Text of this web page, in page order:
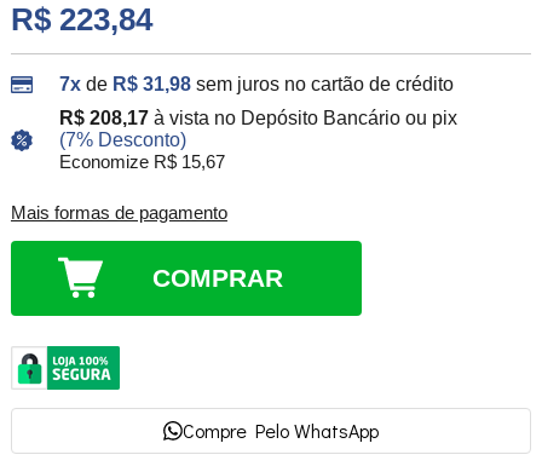
R$ 223,84
7xde R$ 31,98 sem juros no cartão de crédito
R$ 208,17 à vista no Depósito Bancário ou pix
(7% Desconto)
Economize R$ 15,67
Mais formas de pagamento
COMPRAR
Compre Pelo WhatsApp